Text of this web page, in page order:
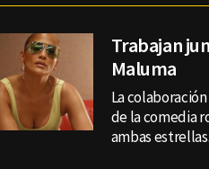
Trabajan
Maluma
La
de la comedia
ambas estrellas.